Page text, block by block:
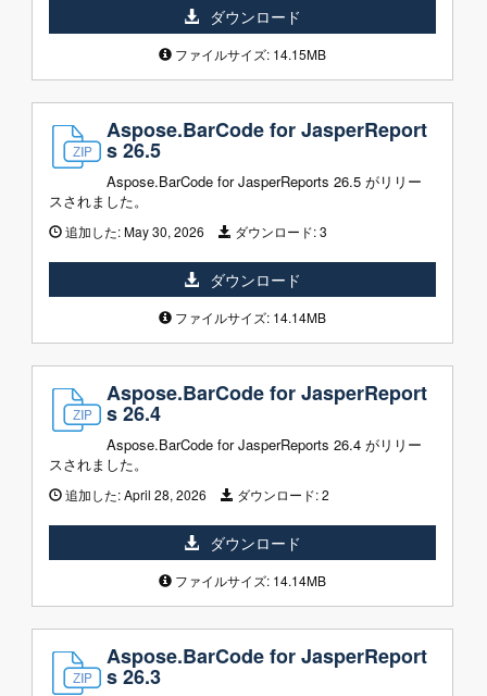
ダウンロード
ファイルサイズ: 14.15MB
Aspose.BarCode for JasperReport
s 26.5
Aspose.BarCode for JasperReports 26.5 がリリー
スされました。
追加した:May 30, 2026 ダウンロード:3
ダウンロード
ファイルサイズ: 14.14MB
Aspose.BarCode for JasperReport
s 26.4
Aspose.BarCode for JasperReports 26.4 がリリー
スされました。
追加した:April 28, 2026 ダウンロード:2
ダウンロード
ファイルサイズ: 14.14MB
Aspose.BarCode for JasperReport
s 26.3